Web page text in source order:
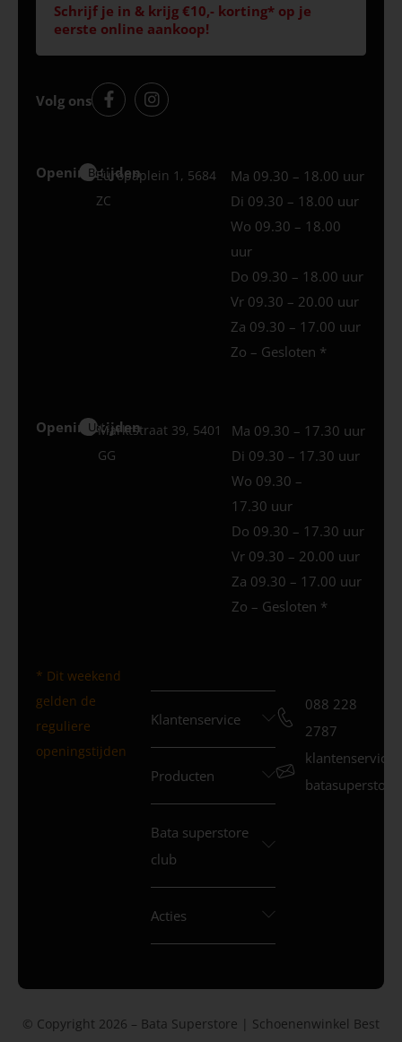
Schrijf je in & krijg €10,- korting* op je
eerste online aankoop!
Volg ons
Openingstijden
Best
Europaplein 1, 5684
ZC
Ma 09.30 – 18.00 uur
Di 09.30 – 18.00 uur
Wo 09.30 – 18.00
uur
Do 09.30 – 18.00 uur
Vr 09.30 – 20.00 uur
Za 09.30 – 17.00 uur
Zo – Gesloten *
Openingstijden
Uden
Marktstraat 39, 5401
GG
Ma 09.30 – 17.30 uur
Di 09.30 – 17.30 uur
Wo 09.30 –
17.30 uur
Do 09.30 – 17.30 uur
Vr 09.30 – 20.00 uur
Za 09.30 – 17.00 uur
Zo – Gesloten *
* Dit weekend
gelden de
reguliere
openingstijden
Klantenservice
Producten
Bata superstore
club
Acties
088 228
2787
© Copyright 2026 – Bata Superstore | Schoenenwinkel Best